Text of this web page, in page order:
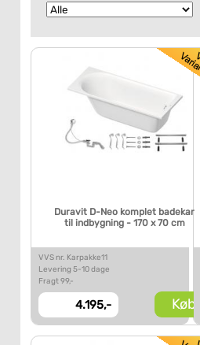
Duravit D-Neo komplet badekar
til indbygning - 170 x 70 cm
VVS nr. Karpakke11
Levering 5-10 dage
Fragt 99,-
4.195,- Køb